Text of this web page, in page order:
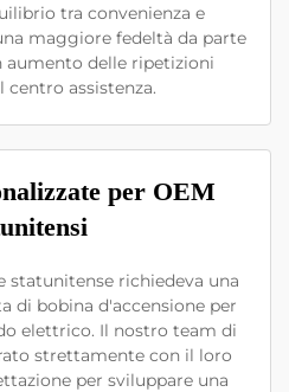
tra convenienza e
maggiore fedeltà da parte
aumento delle ripetizioni
centro assistenza.
per OEM
richiedeva una
di bobina d'accensione per
elettrico. Il nostro team di
strettamente con il loro
per sviluppare una